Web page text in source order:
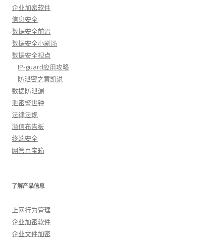
企业加密软件
信息安全
数据安全前沿
数据安全小剧场
数据安全视点
IP-guard应用攻略
防泄密之黄凯说
数据防泄漏
泄密警世钟
法律法规
溢信布告板
终端安全
网管百宝箱
了解产品信息
上网行为管理
企业加密软件
企业文件加密